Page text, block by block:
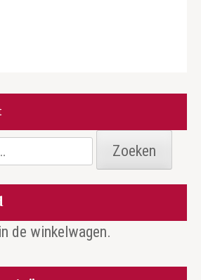
Zoeken
de winkelwagen.